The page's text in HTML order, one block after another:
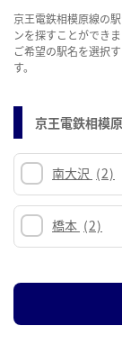
京王電鉄相模原線の
ンを探すことができま
ご希望の駅名を選択
す。
京王電鉄相模
南大沢 (2)
橋本 (2)